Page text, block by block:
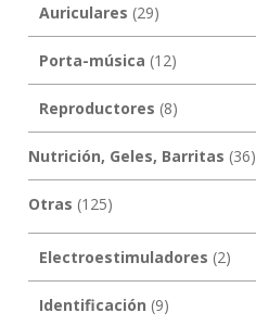
Auriculares (29)
Porta-música (12)
Reproductores (8)
Nutrición, Geles, Barritas (36)
Otras (125)
Electroestimuladores (2)
Identificación (9)